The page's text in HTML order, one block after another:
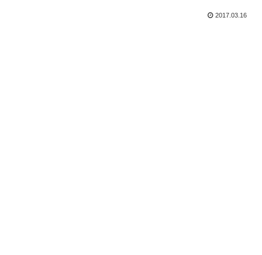
2017.03.16